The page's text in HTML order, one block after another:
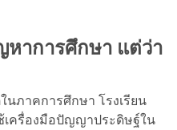
าการศึกษา แต่ว่า
นภาคการศึกษา โรงเรียน
เครื่องมือปัญญาประดิษฐ์ใน